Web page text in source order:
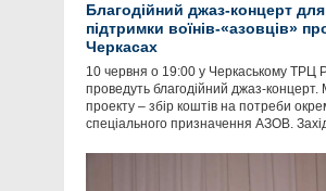
Благодійний джаз-концерт для
підтримки воїнів-«азовців»
Черкасах
10 червня о 19:00 у Черкаському ТРЦ
проведуть благодійний джаз-концерт.
проекту – збір коштів на потреби
спеціального призначення АЗОВ.